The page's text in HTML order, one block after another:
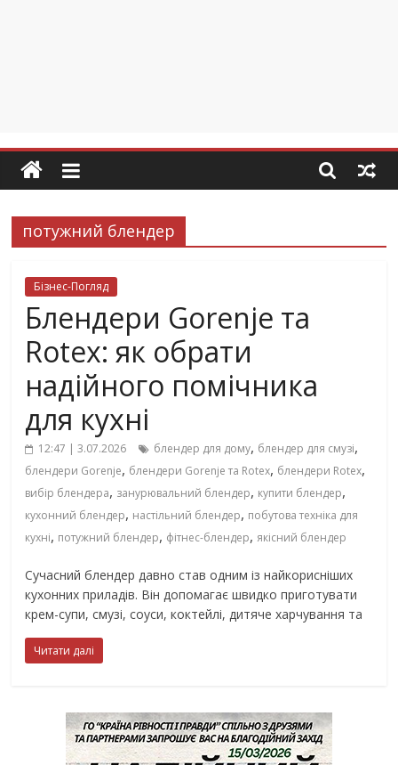
потужний блендер
Бізнес-Погляд
Блендери Gorenje та
Rotex: як обрати
надійного помічника
для кухні
12:47 | 3.07.2026 блендер для дому, блендер для смузі,
блендери Gorenje, блендери Gorenje та Rotex, блендери Rotex,
вибір блендера, занурювальний блендер, купити блендер,
кухонний блендер, настільний блендер, побутова техніка для
кухні, потужний блендер, фітнес-блендер, якісний блендер
Сучасний блендер давно став одним із найкорисніших
кухонних приладів. Він допомагає швидко приготувати
крем-супи, смузі, соуси, коктейлі, дитяче харчування та
Читати далі